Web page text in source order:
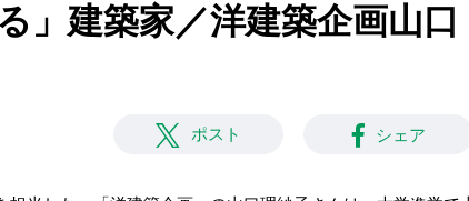
」建築家／洋建築企画山口
ポスト シェア